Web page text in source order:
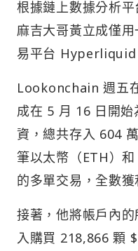
根據鏈上數據分析
麻吉大哥黃立成僅
易平台 Hyperliquid
Lookonchain 週五
成在 5 月 16 日開
資，總共存入 604
筆以太幣（ETH）
的多單交易，全數
接著，他將帳戶內
入購買 218,866 顆